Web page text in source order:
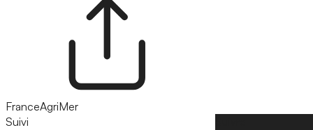
FranceAgriMer
Suivi